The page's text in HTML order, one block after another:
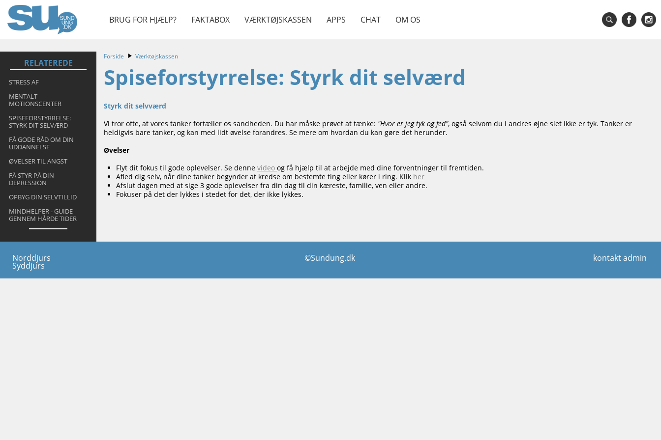
BRUG FOR HJÆLP? FAKTABOX VÆRKTØJSKASSEN APPS CHAT OM OS
RELATEREDE
STRESS AF
MENTALT
MOTIONSCENTER
SPISEFORSTYRRELSE:
STYRK DIT SELVÆRD
FÅ GODE RÅD OM DIN
UDDANNELSE
ØVELSER TIL ANGST
FÅ STYR PÅ DIN
DEPRESSION
OPBYG DIN SELVTILLID
MINDHELPER - GUIDE
GENNEM HÅRDE TIDER
Forside Værktøjskassen
Spiseforstyrrelse: Styrk dit selværd
Styrk dit selvværd
Vi tror ofte, at vores tanker fortæller os sandheden. Du har måske prøvet at tænke: "Hvor er jeg tyk og fed", også selvom du i andres øjne slet ikke er tyk. Tanker er
heldigvis bare tanker, og kan med lidt øvelse forandres. Se mere om hvordan du kan gøre det herunder.
Øvelser
Flyt dit fokus til gode oplevelser. Se denne video og få hjælp til at arbejde med dine forventninger til fremtiden.
Afled dig selv, når dine tanker begynder at kredse om bestemte ting eller kører i ring. Klik her
Afslut dagen med at sige 3 gode oplevelser fra din dag til din kæreste, familie, ven eller andre.
Fokuser på det der lykkes i stedet for det, der ikke lykkes.
Norddjurs
Syddjurs
©Sundung.dk kontakt admin